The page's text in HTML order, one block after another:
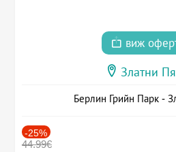
виж
Златни
Берлин Грийн Парк -
-25%
44.99€